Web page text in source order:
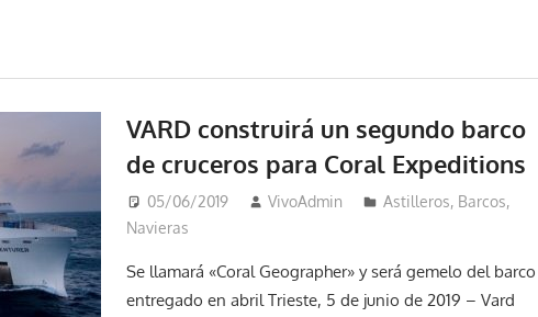
VARD construirá un segundo barco
de cruceros para Coral Expeditions
05/06/2019 VivoAdmin Astilleros, Barcos,
Navieras
Se llamará «Coral Geographer» y será gemelo del barco
entregado en abril Trieste, 5 de junio de 2019 – Vard